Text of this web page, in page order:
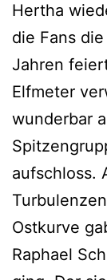
Hertha
die Fans
Jahren
Elfmeter
wunderbar
aufschloss.
Ostkurve
Raphael